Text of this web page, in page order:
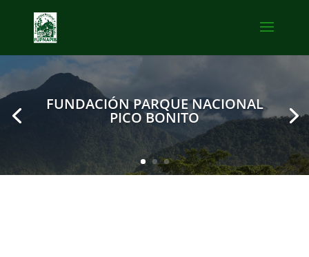
FUNDACIÓN PARQUE NACIONAL
PICO BONITO